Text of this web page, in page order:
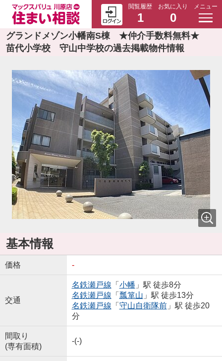
閲覧履歴
1
お気に入り
0
メニュー
グランドメゾン小幡南S棟 ★仲介手数料無料★
苗代小学校 守山中学校の過去掲載物件情報
基本情報
価格 -
交通
名鉄瀬戸線 「 小幡 」駅 徒歩8分
名鉄瀬戸線 「 瓢箪山 」駅 徒歩13分
名鉄瀬戸線 「 守山自衛隊前」駅 徒歩20
分
間取り
(専有面積)
-(-)